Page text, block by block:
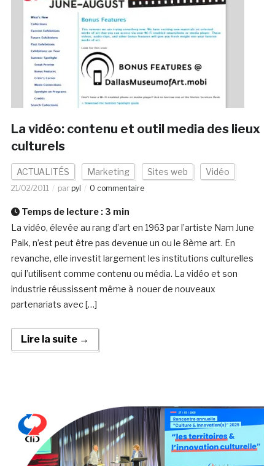
La vidéo: contenu et outil media des lieux
culturels
ACTUALITÉS Marketing Sites web Vidéo
21/02/2011 par pyl 0 commentaire
Temps de lecture : 3 min
La vidéo, élevée au rang d’art en 1963 par l’artiste Nam June
Paik, n’est peut être pas devenue un ou le 8ème art. En
revanche, elle investit largement les institutions culturelles
qui l’utilisent comme contenu ou média. La vidéo et son
industrie réussissent même à nouer de nouveaux
partenariats avec […]
Lire la suite →